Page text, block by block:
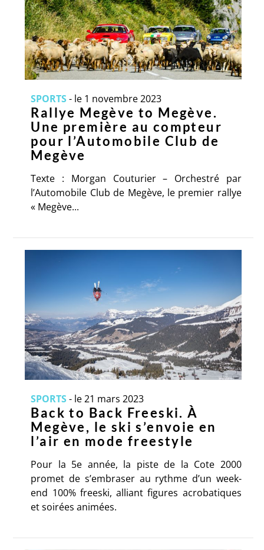
SPORTS- le 1 novembre 2023
Rallye Megève to Megève.
Une première au compteur
pour l’Automobile Club de
Megève
Texte : Morgan Couturier – Orchestré par
l’Automobile Club de Megève, le premier rallye
« Megève...
SPORTS- le 21 mars 2023
Back to Back Freeski. À
Megève, le ski s’envoie en
l’air en mode freestyle
Pour la 5e année, la piste de la Cote 2000
promet de s’embraser au rythme d’un week-
end 100% freeski, alliant figures acrobatiques
et soirées animées.